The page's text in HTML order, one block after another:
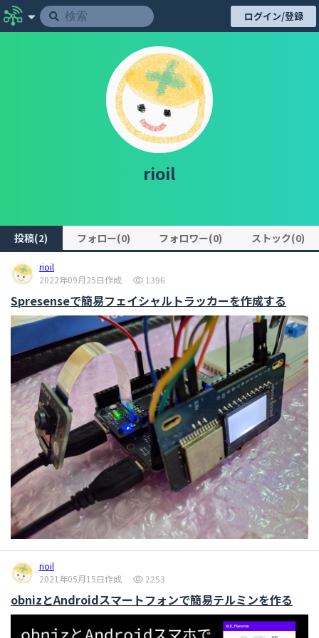
ログイン/登録
rioil
投稿(2) フォロー(0) フォロワー(0) ストック(0)
rioil
2022年09月25日作成
1396
Spresenseで簡易フェイシャルトラッカーを作成する
rioil
2021年05月15日作成
2253
obnizとAndroidスマートフォンで簡易テルミンを作る